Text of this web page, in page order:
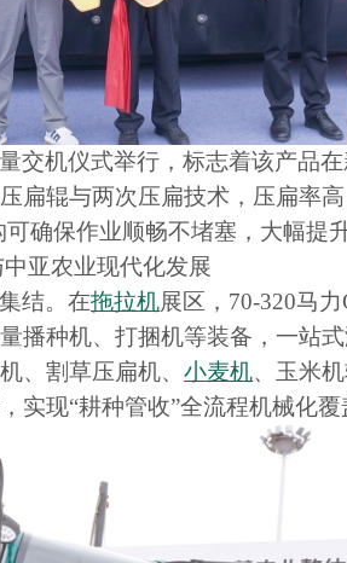
交机仪式举行，标志着该产品
扁辊与两次压扁技术，压扁率
确保作业顺畅不堵塞，大幅提
亚农业现代化发展
结。在拖拉机展区， 70-320马力
播种机、打捆机等装备，一站
、割草压扁机、小麦机、玉米
实现“耕种管收”全流程机械化覆